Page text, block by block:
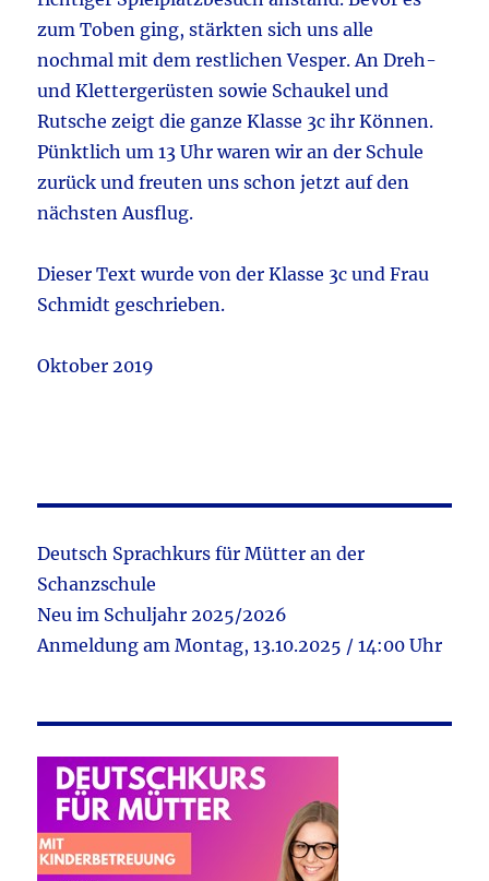
zum Toben ging, stärkten sich uns alle
nochmal mit dem restlichen Vesper. An Dreh-
und Klettergerüsten sowie Schaukel und
Rutsche zeigt die ganze Klasse 3c ihr Können.
Pünktlich um 13 Uhr waren wir an der Schule
zurück und freuten uns schon jetzt auf den
nächsten Ausflug.
Dieser Text wurde von der Klasse 3c und Frau
Schmidt geschrieben.
Oktober 2019
Deutsch Sprachkurs für Mütter an der
Schanzschule
Neu im Schuljahr 2025/2026
Anmeldung am Montag, 13.10.2025 / 14:00 Uhr